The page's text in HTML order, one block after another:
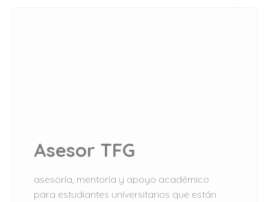
Asesor TFG
asesoría, mentoría y apoyo académico
para estudiantes universitarios que están